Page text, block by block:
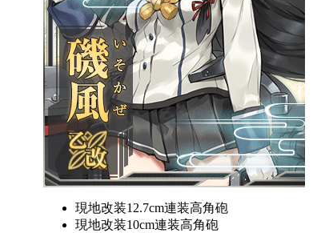
現地改装12.7cm連装高角砲
現地改装10cm連装高角砲